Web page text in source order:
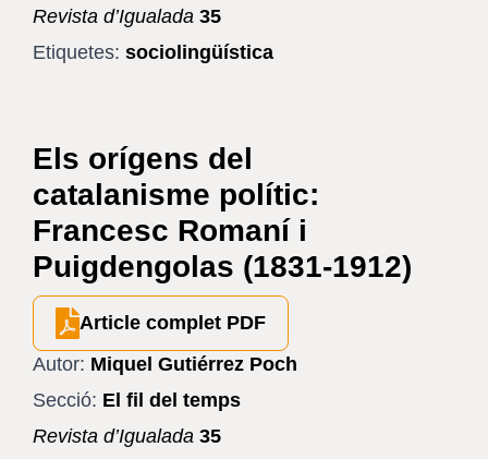
Revista d’Igualada 35
Etiquetes: sociolingüística
Els orígens del
catalanisme polític:
Francesc Romaní i
Puigdengolas (1831-1912)
Article complet PDF
Autor: Miquel Gutiérrez Poch
Secció: El fil del temps
Revista d’Igualada 35